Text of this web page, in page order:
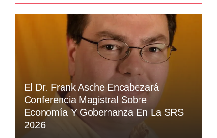
El Dr. Frank Asche Encabezará
Conferencia Magistral Sobre
Economía Y Gobernanza En La SRS
2026